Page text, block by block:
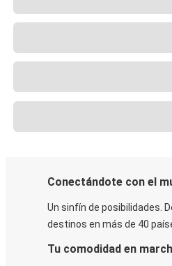
Conectándote con el
Un sinfín de posibilidades.
destinos en más de 40
Tu comodidad en